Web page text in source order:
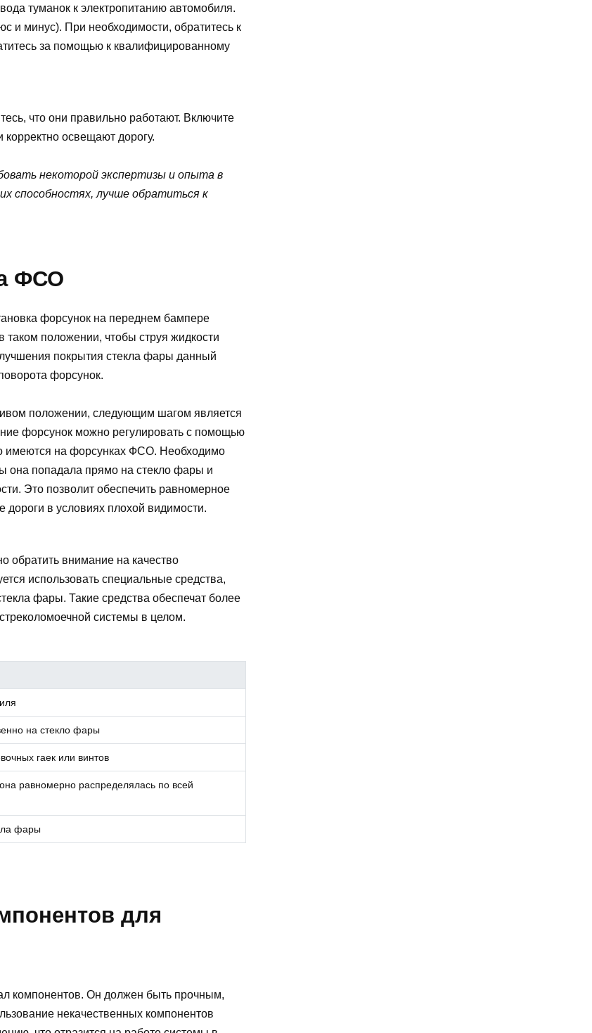
туманок к электропитанию автомобиля.
и минус). При необходимости, обратитесь к
за помощью к квалифицированному
что они правильно работают. Включите
освещают дорогу.
некоторой экспертизы и опыта в
способностях, лучше обратиться к
ФСО
форсунок на переднем бампере
положении, чтобы струя жидкости
покрытия стекла фары данный
форсунок.
положении, следующим шагом является
форсунок можно регулировать с помощью
имеются на форсунках ФСО. Необходимо
она попадала прямо на стекло фары и
Это позволит обеспечить равномерное
в условиях плохой видимости.
обратить внимание на качество
использовать специальные средства,
фары. Такие средства обеспечат более
системы в целом.
на стекло фары
гаек или винтов
равномерно распределялась по всей
фары
для
компонентов. Он должен быть прочным,
некачественных компонентов